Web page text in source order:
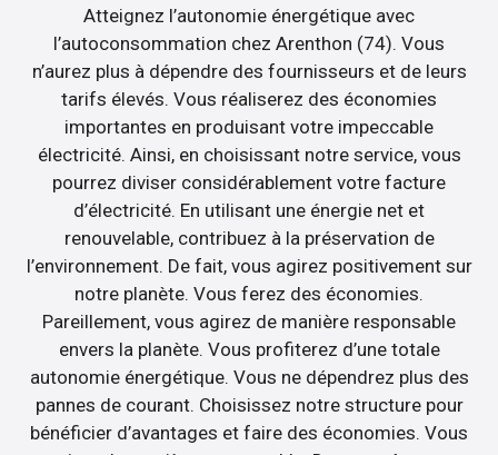
Atteignez l’autonomie énergétique avec
l’autoconsommation chez Arenthon (74). Vous
n’aurez plus à dépendre des fournisseurs et de leurs
tarifs élevés. Vous réaliserez des économies
importantes en produisant votre impeccable
électricité. Ainsi, en choisissant notre service, vous
pourrez diviser considérablement votre facture
d’électricité. En utilisant une énergie net et
renouvelable, contribuez à la préservation de
l’environnement. De fait, vous agirez positivement sur
notre planète. Vous ferez des économies.
Pareillement, vous agirez de manière responsable
envers la planète. Vous profiterez d’une totale
autonomie énergétique. Vous ne dépendrez plus des
pannes de courant. Choisissez notre structure pour
bénéficier d’avantages et faire des économies. Vous